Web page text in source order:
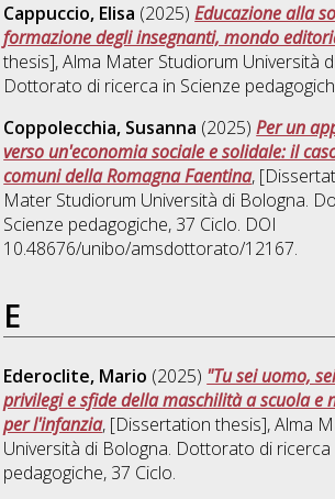
Cappuccio, Elisa (2025)Educazione alla
formazione degli insegnanti, mondo
thesis], Alma Mater Studiorum Università
Dottorato di ricerca in Scienze
Coppolecchia, Susanna (2025)Per un
verso un'economia sociale e solidale: il
comuni della Romagna Faentina,
Mater Studiorum Università di Bologna.
Scienze pedagogiche, 37 Ciclo. DOI
10.48676/unibo/amsdottorato/12167.
E
Ederoclite, Mario (2025) "Tu sei uomo,
privilegi e sfide della maschilità a scuola e
per l'infanzia, [Dissertation thesis], Alma
Università di Bologna. Dottorato di ricerca
pedagogiche, 37 Ciclo.